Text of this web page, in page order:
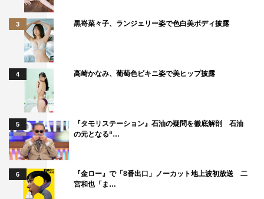
3 黒嵜菜々子、ランジェリー姿で色白美ボディ披露
4 高崎かなみ、葡萄色ビキニ姿で美ヒップ披露
5
『タモリステーション』石油の疑問を徹底解剖 石油
の元となる“…
6
『金ロー』で「8番出口」ノーカット地上波初放送 二
宮和也「ま…